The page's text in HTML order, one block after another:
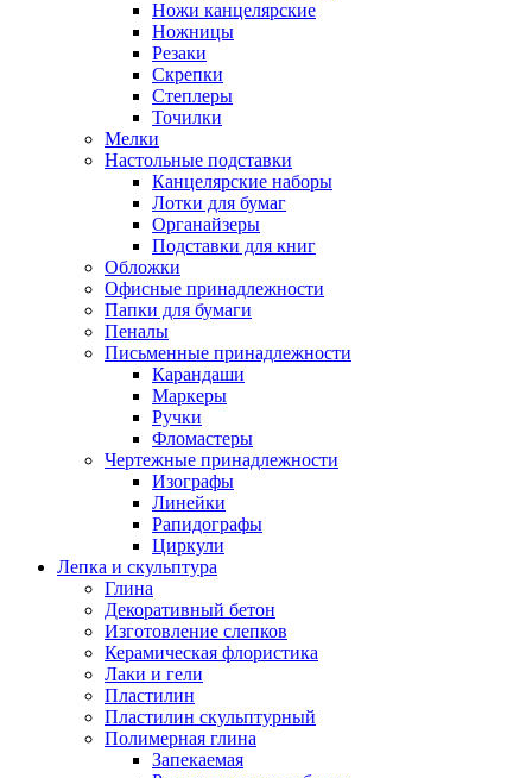
Ножи канцелярские
Ножницы
Резаки
Скрепки
Степлеры
Точилки
Мелки
Настольные подставки
Канцелярские наборы
Лотки для бумаг
Органайзеры
Подставки для книг
Обложки
Офисные принадлежности
Папки для бумаги
Пеналы
Письменные принадлежности
Карандаши
Маркеры
Ручки
Фломастеры
Чертежные принадлежности
Изографы
Линейки
Рапидографы
Циркули
Лепка и скульптура
Глина
Декоративный бетон
Изготовление слепков
Керамическая флористика
Лаки и гели
Пластилин
Пластилин скульптурный
Полимерная глина
Запекаемая